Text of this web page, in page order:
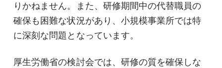
りかねません。また、研修期間中の代替職員の
確保も困難な状況があり、小規模事業所では特
に深刻な問題となっています。
厚生労働省の検討会では、研修の質を確保しな